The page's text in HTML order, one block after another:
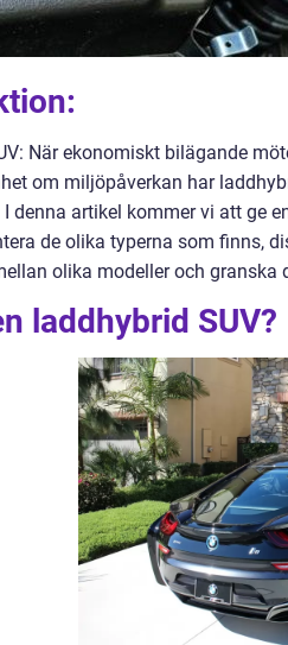
När ekonomiskt bilägande
om miljöpåverkan har
denna artikel kommer vi att ge
de olika typerna som finns,
olika modeller och granska
laddhybrid SUV?